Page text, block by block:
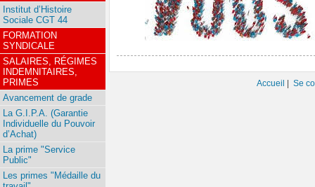
Institut d’Histoire
Sociale CGT 44
FORMATION
SYNDICALE
SALAIRES, RÉGIMES
INDEMNITAIRES,
PRIMES
Avancement de grade
La G.I.P.A. (Garantie
Individuelle du Pouvoir
d’Achat)
La prime "Service
Public"
Les primes "Médaille du
Accueil |Se